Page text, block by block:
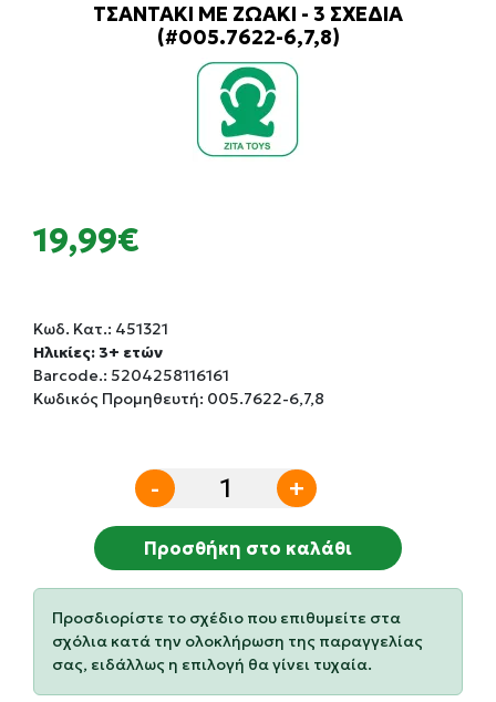
ΤΣΑΝΤΑΚΙ ΜΕ ΖΩΑΚΙ - 3 ΣΧΕΔΙΑ
(#005.7622-6,7,8)
19,99€
Κωδ. Κατ.: 451321
Ηλικίες: 3+ ετών
Barcode.: 5204258116161
Κωδικός Προμηθευτή: 005.7622-6,7,8
- +
Προσθήκη στο καλάθι
Προσδιορίστε το σχέδιο που επιθυμείτε στα
σχόλια κατά την ολοκλήρωση της παραγγελίας
σας, ειδάλλως η επιλογή θα γίνει τυχαία.